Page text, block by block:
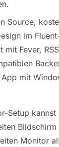
Source,
im
mit Fever,
mit
Setup kannst
Monitor